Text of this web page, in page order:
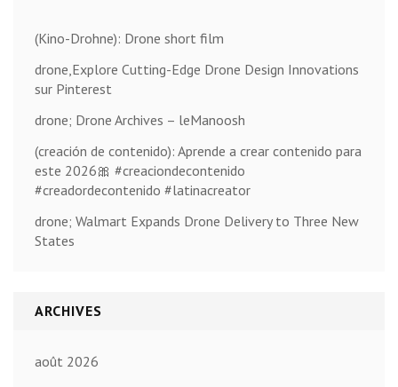
(Kino-Drohne): Drone short film
drone,Explore Cutting-Edge Drone Design Innovations
sur Pinterest
drone; Drone Archives – leManoosh
(creación de contenido): Aprende a crear contenido para
este 2026🎀 #creaciondecontenido
#creadordecontenido #latinacreator
drone; Walmart Expands Drone Delivery to Three New
States
ARCHIVES
août 2026